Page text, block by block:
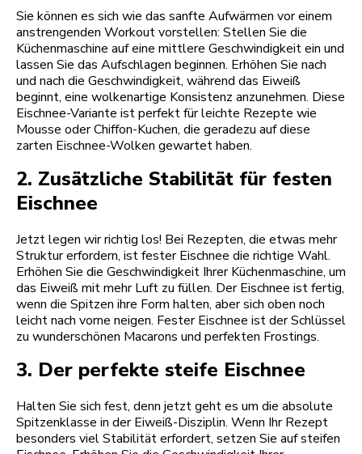
Sie können es sich wie das sanfte Aufwärmen vor einem
anstrengenden Workout vorstellen: Stellen Sie die
Küchenmaschine auf eine mittlere Geschwindigkeit ein und
lassen Sie das Aufschlagen beginnen. Erhöhen Sie nach
und nach die Geschwindigkeit, während das Eiweiß
beginnt, eine wolkenartige Konsistenz anzunehmen. Diese
Eischnee-Variante ist perfekt für leichte Rezepte wie
Mousse oder Chiffon-Kuchen, die geradezu auf diese
zarten Eischnee-Wolken gewartet haben.
2. Zusätzliche Stabilität für festen
Eischnee
Jetzt legen wir richtig los! Bei Rezepten, die etwas mehr
Struktur erfordern, ist fester Eischnee die richtige Wahl.
Erhöhen Sie die Geschwindigkeit Ihrer Küchenmaschine, um
das Eiweiß mit mehr Luft zu füllen. Der Eischnee ist fertig,
wenn die Spitzen ihre Form halten, aber sich oben noch
leicht nach vorne neigen. Fester Eischnee ist der Schlüssel
zu wunderschönen Macarons und perfekten Frostings.
3. Der perfekte steife Eischnee
Halten Sie sich fest, denn jetzt geht es um die absolute
Spitzenklasse in der Eiweiß-Disziplin. Wenn Ihr Rezept
besonders viel Stabilität erfordert, setzen Sie auf steifen